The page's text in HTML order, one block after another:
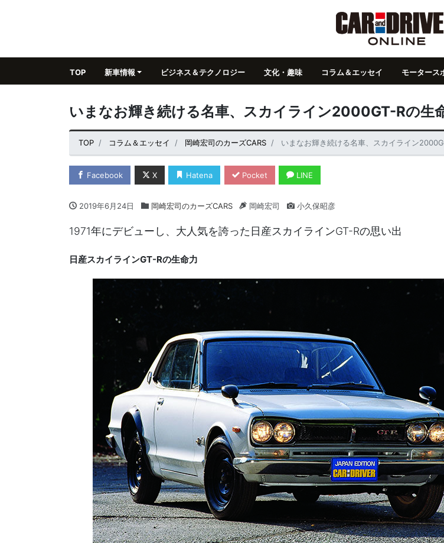
TOP 新車情報 ビジネス＆テクノロジー 文化・趣味 コラム＆エッセイ モータース
いまなお輝き続ける名車、スカイライン2000GT-Rの生
TOP コラム＆エッセイ 岡崎宏司のカーズCARS いまなお輝き続ける名車、スカイライン
Facebook X Hatena Pocket LINE
2019年6月24日 岡崎宏司のカーズCARS 岡崎宏司 小久保昭彦
1971年にデビューし、大人気を誇った日産スカイラインGT-Rの思い出
日産スカイラインGT-Rの生命力